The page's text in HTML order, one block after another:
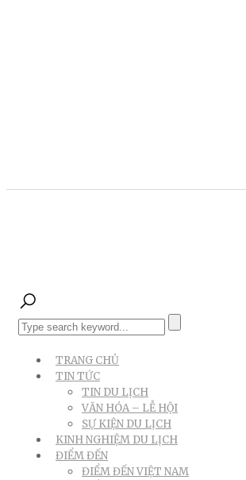
TRANG CHỦ
TIN TỨC
TIN DU LỊCH
VĂN HÓA – LỄ HỘI
SỰ KIỆN DU LỊCH
KINH NGHIỆM DU LỊCH
ĐIỂM ĐẾN
ĐIỂM ĐẾN VIỆT NAM